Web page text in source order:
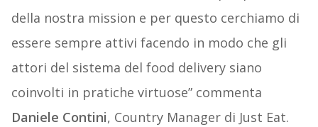
della nostra mission e per questo cerchiamo di
essere sempre attivi facendo in modo che gli
attori del sistema del food delivery siano
coinvolti in pratiche virtuose” commenta
Daniele Contini, Country Manager di Just Eat.